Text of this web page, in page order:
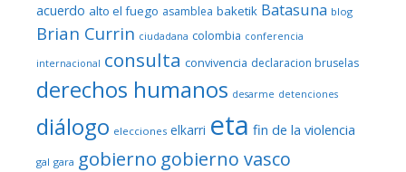
acuerdo alto el fuego asamblea baketik Batasuna blog
Brian Currin ciudadana colombia conferencia
internacional consulta convivencia declaracion bruselas
derechos humanos desarme detenciones
diálogo elecciones elkarri eta fin de la violencia
gal gara gobierno gobierno vasco